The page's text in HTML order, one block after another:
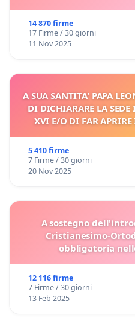
14 870 firme
17 Firme / 30 giorni
11 Nov 2025
A SUA SANTITA' PAPA
DI DICHIARARE LA
XVI E/O DI FAR APRIRE
5 410 firme
7 Firme / 30 giorni
20 Nov 2025
A sostegno
Cristianesimo-
obbligatoria
12 116 firme
7 Firme / 30 giorni
13 Feb 2025